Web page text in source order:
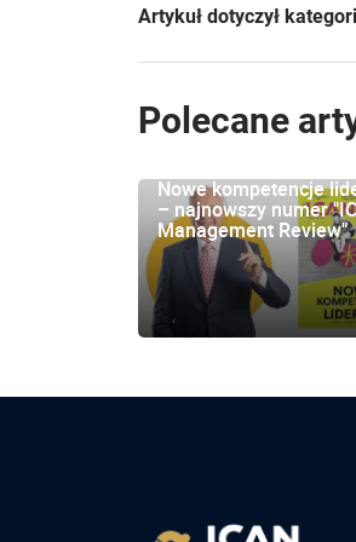
Artykuł dotyczył
Polecane
Nowe kompetencje
– najnowszy numer
Management Review"